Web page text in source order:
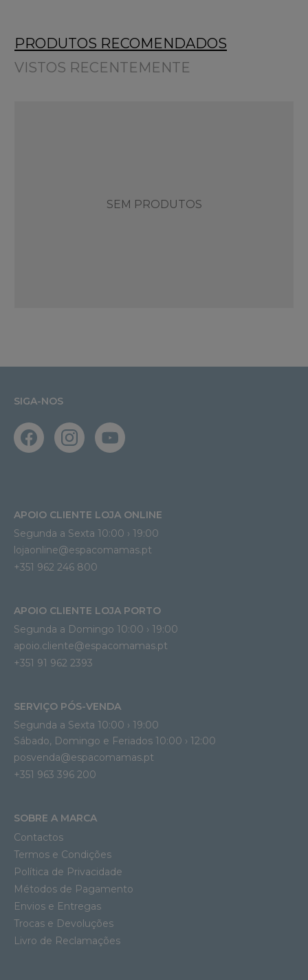
PRODUTOS RECOMENDADOS
VISTOS RECENTEMENTE
SEM PRODUTOS
SIGA-NOS
APOIO CLIENTE LOJA ONLINE
Segunda a Sexta 10:00 › 19:00
lojaonline@espacomamas.pt
+351 962 246 800
APOIO CLIENTE LOJA PORTO
Segunda a Domingo 10:00 › 19:00
apoio.cliente@espacomamas.pt
+351 91 962 2393
SERVIÇO PÓS-VENDA
Segunda a Sexta 10:00 › 19:00
Sábado, Domingo e Feriados 10:00 › 12:00
posvenda@espacomamas.pt
+351 963 396 200
SOBRE A MARCA
Contactos
Termos e Condições
Política de Privacidade
Métodos de Pagamento
Envios e Entregas
Trocas e Devoluções
Livro de Reclamações